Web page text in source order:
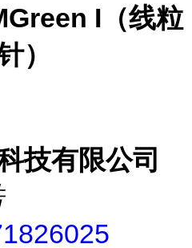
I（线粒
）
技有限公司